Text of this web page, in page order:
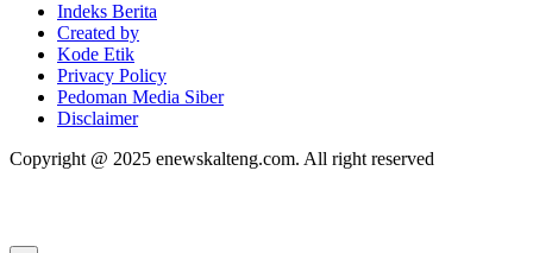
Indeks Berita
Created by
Kode Etik
Privacy Policy
Pedoman Media Siber
Disclaimer
Copyright @ 2025 enewskalteng.com. All right reserved